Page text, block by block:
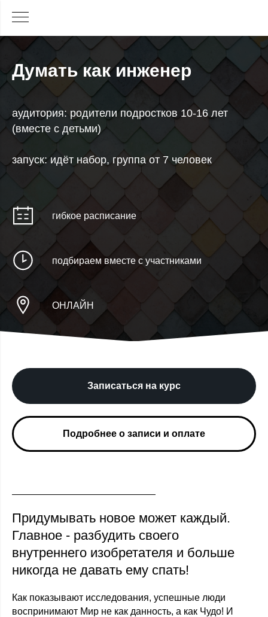
Думать как инженер
аудитория: родители подростков 10-16 лет
(вместе с детьми)
запуск: идёт набор, группа от 7 человек
гибкое расписание
подбираем вместе с участниками
ОНЛАЙН
Записаться на курс
Подробнее о записи и оплате
Придумывать новое может каждый.
Главное - разбудить своего
внутреннего изобретателя и больше
никогда не давать ему спать!
Как показывают исследования, успешные люди
воспринимают Мир не как данность, а как Чудо! И